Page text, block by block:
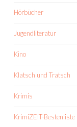
Hörbücher
Jugendliteratur
Kino
Klatsch und Tratsch
Krimis
KrimiZEIT-Bestenliste